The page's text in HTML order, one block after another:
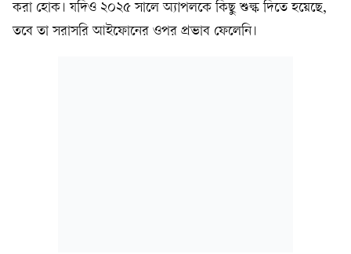
করা হোক। যদিও ২০২৫ সালে অ্যাপলকে কিছু শুল্ক দিতে হয়েছে,
তবে তা সরাসরি আইফোনের ওপর প্রভাব ফেলেনি।